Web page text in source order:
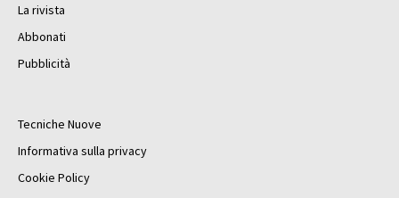
La rivista
Abbonati
Pubblicità
Tecniche Nuove
Informativa sulla privacy
Cookie Policy